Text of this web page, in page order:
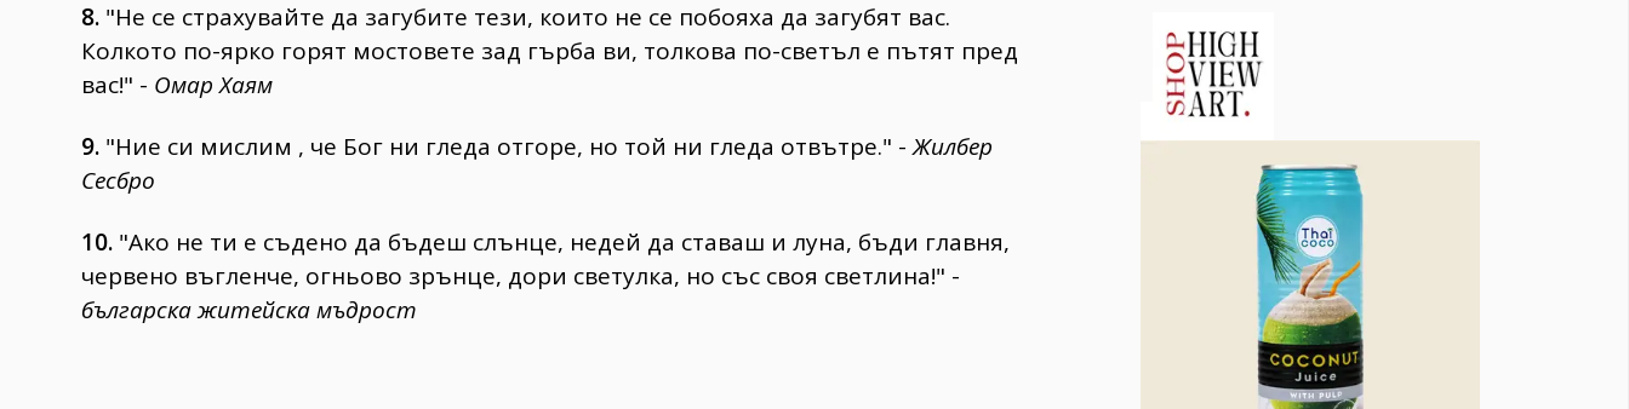
8. "Не се страхувайте да загубите тези, които не се побояха да загубят вас.
Колкото по-ярко горят мостовете зад гърба ви, толкова по-светъл е пътят пред
вас!" - Омар Хаям
9. "Ние си мислим , че Бог ни гледа отгоре, но той ни гледа отвътре." -Жилбер
Сесбро
10. "Ако не ти е съдено да бъдеш слънце, недей да ставаш и луна, бъди главня,
червено въгленче, огньово зрънце, дори светулка, но със своя светлина!" -
българска житейска мъдрост